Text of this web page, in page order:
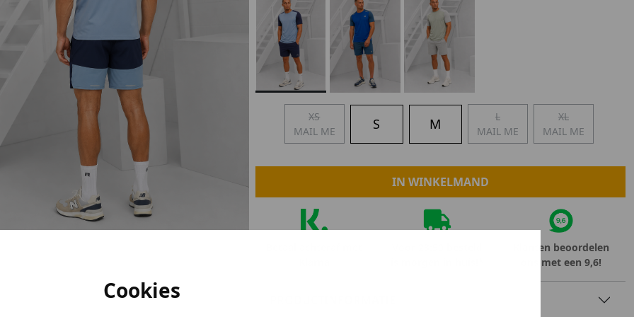
Cookies
Marokko
Nigeria
Portugal
Spanje
MID SEASON-SALE DAMES MID SEASON-SALE KIDS
XS
MAIL ME
S M
L
MAIL ME
XL
MAIL ME
IN WINKELMAND
Klanten beoordelen
ons met een 9,6!